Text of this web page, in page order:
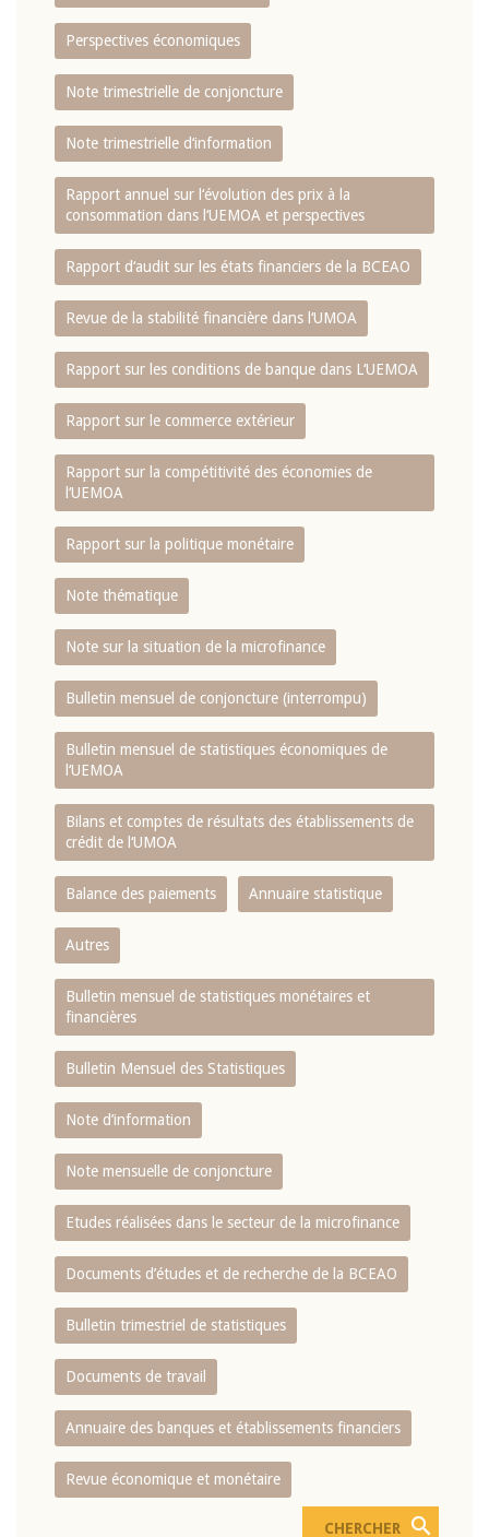
Perspectives économiques
Note trimestrielle de conjoncture
Note trimestrielle d‘information
Rapport annuel sur l‘évolution des prix à la
consommation dans l‘UEMOA et perspectives
Rapport d‘audit sur les états financiers de la BCEAO
Revue de la stabilité financière dans l‘UMOA
Rapport sur les conditions de banque dans L‘UEMOA
Rapport sur le commerce extérieur
Rapport sur la compétitivité des économies de
l‘UEMOA
Rapport sur la politique monétaire
Note thématique
Note sur la situation de la microfinance
Bulletin mensuel de conjoncture (interrompu)
Bulletin mensuel de statistiques économiques de
l‘UEMOA
Bilans et comptes de résultats des établissements de
crédit de l‘UMOA
Balance des paiements Annuaire statistique
Autres
Bulletin mensuel de statistiques monétaires et
financières
Bulletin Mensuel des Statistiques
Note d’information
Note mensuelle de conjoncture
Etudes réalisées dans le secteur de la microfinance
Documents d’études et de recherche de la BCEAO
Bulletin trimestriel de statistiques
Documents de travail
Annuaire des banques et établissements financiers
Revue économique et monétaire